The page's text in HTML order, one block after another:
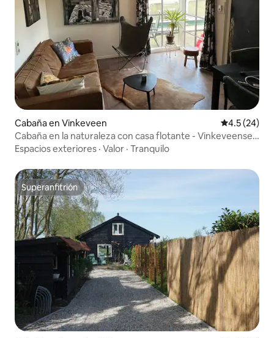
Cabaña en Vinkeveen Calificación
4.5 (24)
Cabaña en la naturaleza con casa flotante - Vinkeveense
Plassen
Espacios exteriores · Valor · Tranquilo
Superanfitrión
Superanfitrión